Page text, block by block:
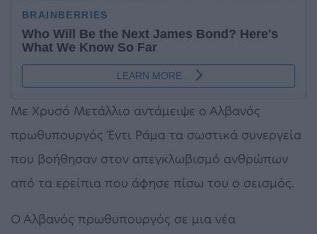
Με Χρυσό Μετάλλιο αντάμειψε ο Αλβανός
πρωθυπουργός Έντι Ράμα τα σωστικά συνεργεία
που βοήθησαν στον απεγκλωβισμό ανθρώπων
από τα ερείπια που άφησε πίσω του ο σεισμός.
Ο Αλβανός πρωθυπουργός σε μια νέα